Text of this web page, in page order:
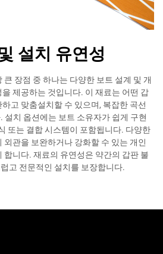
설치 유연성
장점 중 하나는 다양한 보트 설계 및 개
제공하는 것입니다. 이 재료는 어떤 갑
고 맞춤설치할 수 있으며, 복잡한 곡선
설치 옵션에는 보트 소유자가 쉽게 구현
또는 결합 시스템이 포함됩니다. 다양한
외관을 보완하거나 강화할 수 있는 개인
합니다. 재료의 유연성은 약간의 갑판 불
고 전문적인 설치를 보장합니다.